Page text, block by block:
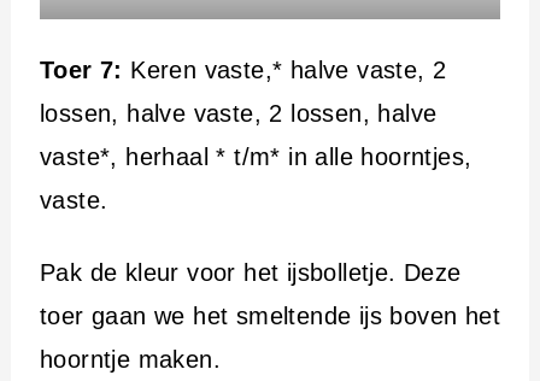
Toer 7: Keren vaste,* halve vaste, 2
lossen, halve vaste, 2 lossen, halve
vaste*, herhaal * t/m* in alle hoorntjes,
vaste.
Pak de kleur voor het ijsbolletje. Deze
toer gaan we het smeltende ijs boven het
hoorntje maken.